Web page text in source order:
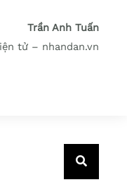
Trần Anh Tuấn
tử – nhandan.vn